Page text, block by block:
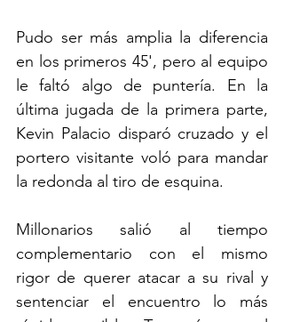
Pudo ser más amplia la diferencia
en los primeros 45', pero al equipo
le faltó algo de puntería. En la
última jugada de la primera parte,
Kevin Palacio disparó cruzado y el
portero visitante voló para mandar
la redonda al tiro de esquina.
Millonarios salió al tiempo
complementario con el mismo
rigor de querer atacar a su rival y
sentenciar el encuentro lo más